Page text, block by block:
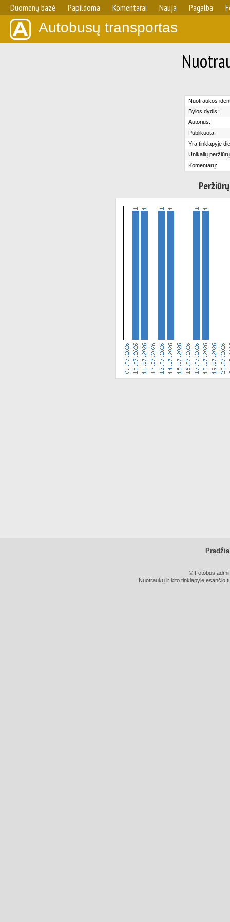
Duomenų bazė Papildoma Komentarai Nauja Pagalba
Autobusų transportas
Nuotraukos
Bylos dydis:
Autorius:
Publikuota:
Yra tinklapyje
Unikalių
Komentarų:
Pradžia
© Fotobus
Nuotraukų ir kito tinklapyje esančio